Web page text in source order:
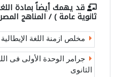
قد يهمك أيضاً بمادة
ثانوية عامة ) / المناهج
مخلص ازمنة اللغة
جرامر الوحدة الأولى فى
الثانوى